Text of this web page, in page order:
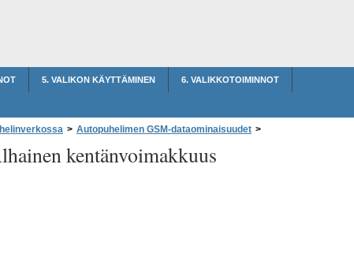
5. VALIKON KÄYTTÄMINEN 6. VALIKKOTOIMINNOT
> Autopuhelimen GSM-dataominaisuudet >
kentänvoimakkuus